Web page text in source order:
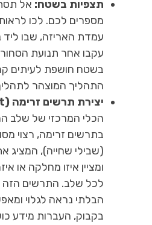
תצפיות בשטח: אל
מספרים לכם. לכו
עמדת האריזה, שבו ליד
עקבו אחר תנועת
בשטח חושפת לעיתים
התהליך המוצהר
יצירת תרשים זרימה (Flowchart):
הכלי המרכזי של שלב
(שבילי שחייה), המציג
ומציין איזו מחלקה או
לכל שלב. התרשים הזה
הבלתי נראה לגלוי
בקבוק, העברות מידע